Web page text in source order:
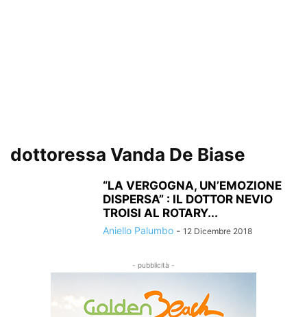
dottoressa Vanda De Biase
“LA VERGOGNA, UN’EMOZIONE
DISPERSA” : IL DOTTOR NEVIO
TROISI AL ROTARY...
Aniello Palumbo - 12 Dicembre 2018
- pubblicità -